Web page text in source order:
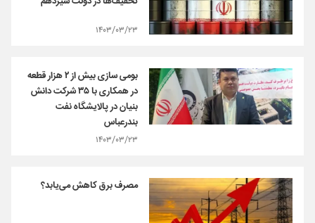
۱۴۰۳/۰۳/۲۳
بومی سازی بیش از ۲ هزار قطعه
در همکاری با ۳۵ شرکت دانش
بنیان در پالایشگاه نفت
بندرعباس
۱۴۰۳/۰۳/۲۳
مصرف برق کاهش می‌یابد؟